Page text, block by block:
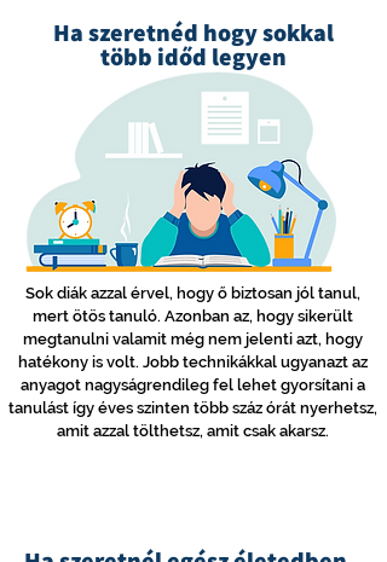
Ha szeretnéd hogy sokkal
több időd legyen
Sok diák azzal érvel, hogy ő biztosan jól tanul,
mert ötös tanuló. Azonban az, hogy sikerült
megtanulni valamit még nem jelenti azt, hogy
hatékony is volt. Jobb technikákkal ugyanazt az
anyagot nagyságrendileg fel lehet gyorsítani a
tanulást így éves szinten több száz órát nyerhetsz,
amit azzal tölthetsz, amit csak akarsz.